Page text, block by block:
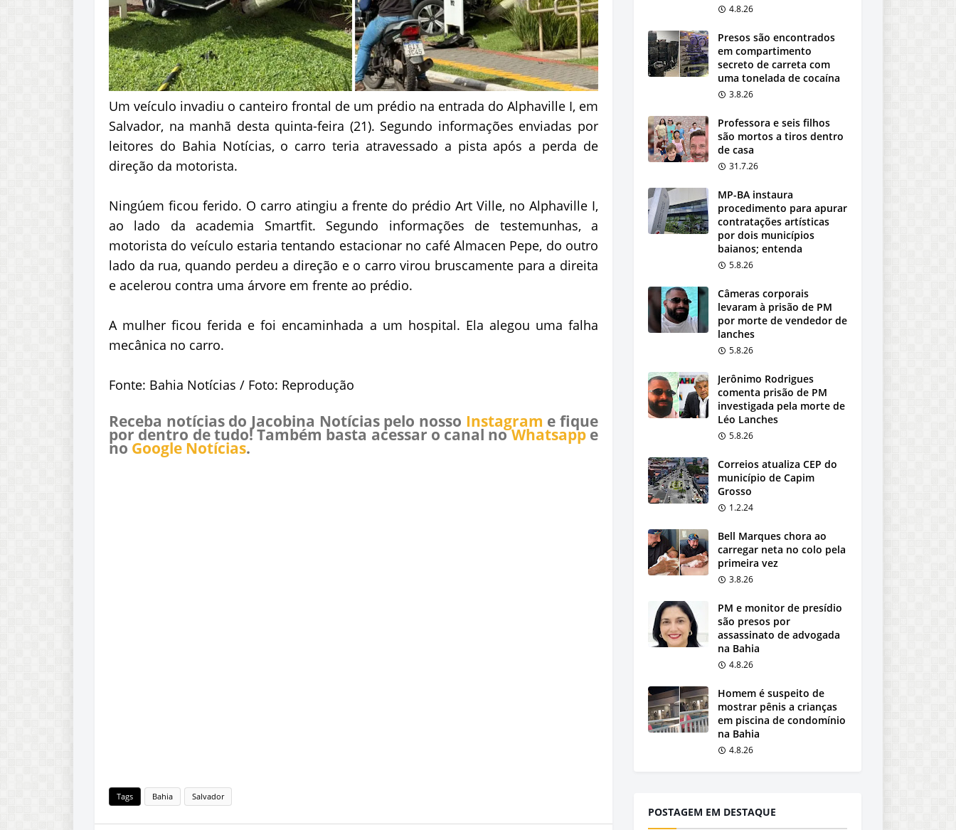
Um veículo invadiu o canteiro frontal de um prédio na entrada do Alphaville I, em
Salvador, na manhã desta quinta-feira (21). Segundo informações enviadas por
leitores do Bahia Notícias, o carro teria atravessado a pista após a perda de
direção da motorista.
Ningúem ficou ferido. O carro atingiu a frente do prédio Art Ville, no Alphaville I,
ao lado da academia Smartfit. Segundo informações de testemunhas, a
motorista do veículo estaria tentando estacionar no café Almacen Pepe, do outro
lado da rua, quando perdeu a direção e o carro virou bruscamente para a direita
e acelerou contra uma árvore em frente ao prédio.
A mulher ficou ferida e foi encaminhada a um hospital. Ela alegou uma falha
mecânica no carro.
Fonte: Bahia Notícias / Foto: Reprodução
Receba notícias do Jacobina Notícias pelo nosso Instagram e fique
por dentro de tudo! Também basta acessar o canal noWhatsappe
no Google Notícias.
Tags Bahia Salvador
4.8.26
Presos são encontrados
em compartimento
secreto de carreta com
uma tonelada de cocaína
3.8.26
Professora e seis filhos
são mortos a tiros dentro
de casa
31.7.26
MP-BA instaura
procedimento para apurar
contratações artísticas
por dois municípios
baianos; entenda
5.8.26
Câmeras corporais
levaram à prisão de PM
por morte de vendedor de
lanches
5.8.26
Jerônimo Rodrigues
comenta prisão de PM
investigada pela morte de
Léo Lanches
5.8.26
Correios atualiza CEP do
município de Capim
Grosso
1.2.24
Bell Marques chora ao
carregar neta no colo pela
primeira vez
3.8.26
PM e monitor de presídio
são presos por
assassinato de advogada
na Bahia
4.8.26
Homem é suspeito de
mostrar pênis a crianças
em piscina de condomínio
na Bahia
4.8.26
POSTAGEM EM DESTAQUE